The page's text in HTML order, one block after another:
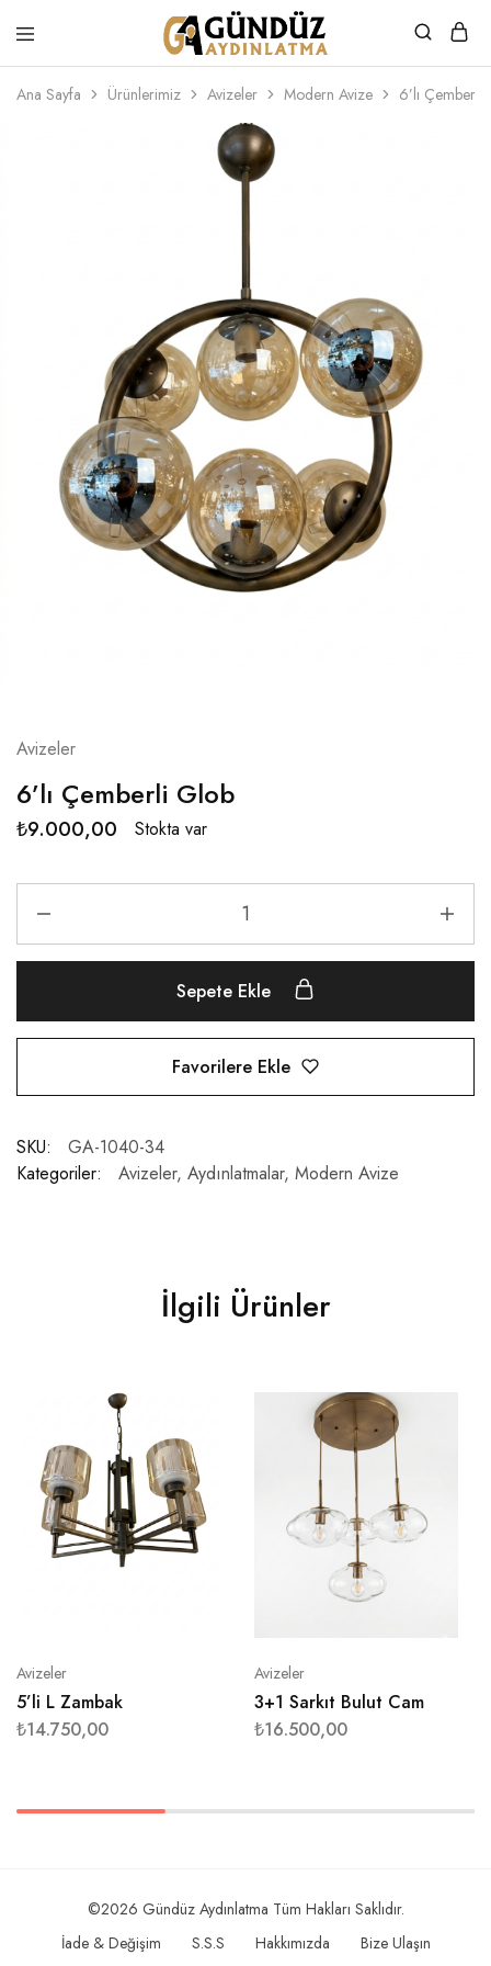
Gündüz
Aydınlatma
Özel
Tasarım
Ürünler
Ana Sayfa Ürünlerimiz Avizeler Modern Avize 6’lı Çemberli
Avizeler
6’lı Çemberli Glob
₺9.000,00 Stokta var
Sepete Ekle
Favorilere Ekle
SKU:
GA-1040-34
Kategoriler:
Avizeler, Aydınlatmalar, Modern Avize
İlgili Ürünler
Avizeler
5’li L Zambak
₺14.750,00
Avizeler
3+1 Sarkıt Bulut Cam
₺16.500,00
©2026 Gündüz Aydınlatma Tüm Hakları Saklıdır.
İade & Değişim
S.S.S Hakkımızda Bize Ulaşın